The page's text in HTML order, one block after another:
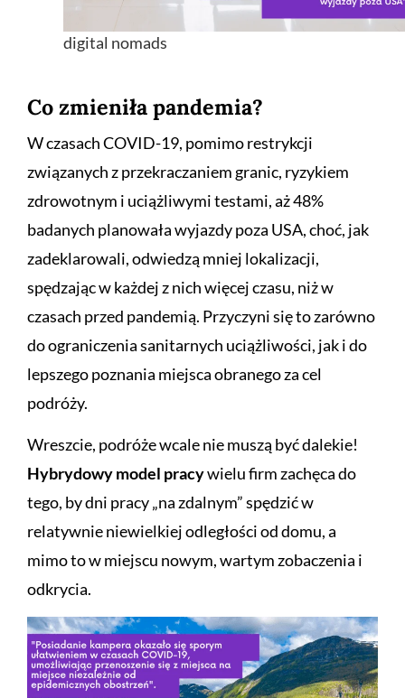
digital nomads
Co zmieniła pandemia?
W czasach COVID-19, pomimo restrykcji
związanych z przekraczaniem granic, ryzykiem
zdrowotnym i uciążliwymi testami, aż 48%
badanych planowała wyjazdy poza USA, choć, jak
zadeklarowali, odwiedzą mniej lokalizacji,
spędzając w każdej z nich więcej czasu, niż w
czasach przed pandemią. Przyczyni się to zarówno
do ograniczenia sanitarnych uciążliwości, jak i do
lepszego poznania miejsca obranego za cel
podróży.
Wreszcie, podróże wcale nie muszą być dalekie!
Hybrydowy model pracywielu firm zachęca do
tego, by dni pracy „na zdalnym” spędzić w
relatywnie niewielkiej odległości od domu, a
mimo to w miejscu nowym, wartym zobaczenia i
odkrycia.